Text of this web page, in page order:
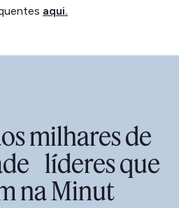
aqui.
milhares de
líderes que
na Minut